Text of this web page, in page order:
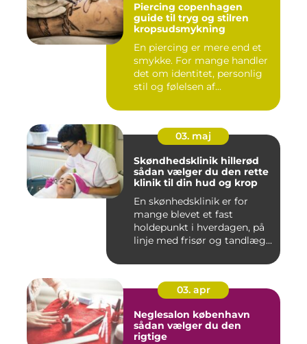
Piercing copenhagen
guide til tryg og stilren
kropsudsmykning
En piercing er mere end et
smykke. For mange handler
det om identitet, personlig
stil og følelsen af...
03. maj
Skøndhedsklinik hillerød
sådan vælger du den rette
klinik til din hud og krop
En skønhedsklinik er for
mange blevet et fast
holdepunkt i hverdagen, på
linje med frisør og tandlæg...
03. apr
Neglesalon københavn
sådan vælger du den
rigtige